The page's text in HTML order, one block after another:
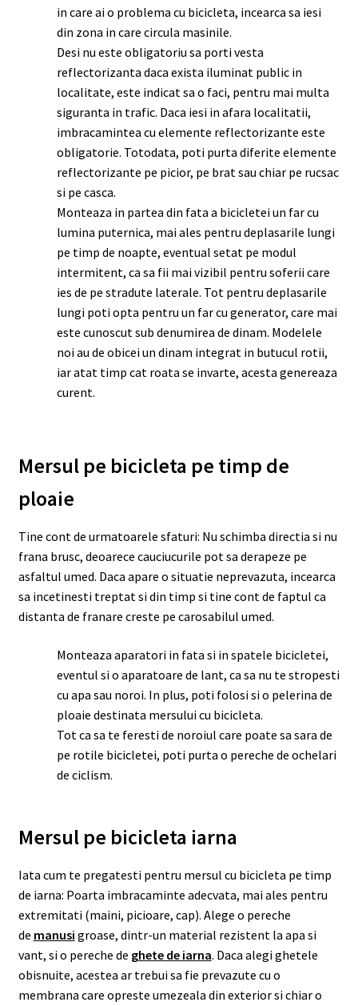
in care ai o problema cu bicicleta, incearca sa iesi
din zona in care circula masinile.
Desi nu este obligatoriu sa porti vesta
reflectorizanta daca exista iluminat public in
localitate, este indicat sa o faci, pentru mai multa
siguranta in trafic. Daca iesi in afara localitatii,
imbracamintea cu elemente reflectorizante este
obligatorie. Totodata, poti purta diferite elemente
reflectorizante pe picior, pe brat sau chiar pe rucsac
si pe casca.
Monteaza in partea din fata a bicicletei un far cu
lumina puternica, mai ales pentru deplasarile lungi
pe timp de noapte, eventual setat pe modul
intermitent, ca sa fii mai vizibil pentru soferii care
ies de pe stradute laterale. Tot pentru deplasarile
lungi poti opta pentru un far cu generator, care mai
este cunoscut sub denumirea de dinam. Modelele
noi au de obicei un dinam integrat in butucul rotii,
iar atat timp cat roata se invarte, acesta genereaza
curent.
Mersul pe bicicleta pe timp de
ploaie
Tine cont de urmatoarele sfaturi: Nu schimba directia si nu
frana brusc, deoarece cauciucurile pot sa derapeze pe
asfaltul umed. Daca apare o situatie neprevazuta, incearca
sa incetinesti treptat si din timp si tine cont de faptul ca
distanta de franare creste pe carosabilul umed.
Monteaza aparatori in fata si in spatele bicicletei,
eventul si o aparatoare de lant, ca sa nu te stropesti
cu apa sau noroi. In plus, poti folosi si o pelerina de
ploaie destinata mersului cu bicicleta.
Tot ca sa te feresti de noroiul care poate sa sara de
pe rotile bicicletei, poti purta o pereche de ochelari
de ciclism.
Mersul pe bicicleta iarna
Iata cum te pregatesti pentru mersul cu bicicleta pe timp
de iarna: Poarta imbracaminte adecvata, mai ales pentru
extremitati (maini, picioare, cap). Alege o pereche
de manusi groase, dintr-un material rezistent la apa si
vant, si o pereche de ghete de iarna. Daca alegi ghetele
obisnuite, acestea ar trebui sa fie prevazute cu o
membrana care opreste umezeala din exterior si chiar o